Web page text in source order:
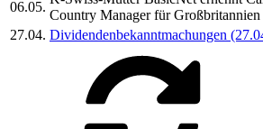
06.05.
Country Manager für Großbritannien
27.04. Dividendenbekanntmachungen